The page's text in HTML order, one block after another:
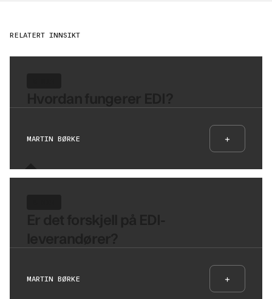
RELATERT INNSIKT
MARTIN BØRKE +
MARTIN BØRKE +